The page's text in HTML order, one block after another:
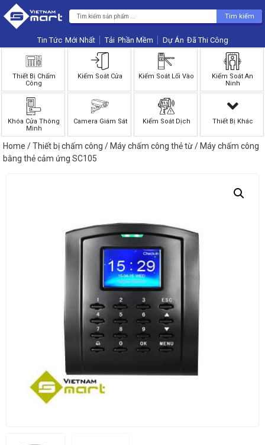
Tìm kiếm
Tin Tức Phần Mềm Dự Án
Thiết Bị Chấm
Công
Kiểm Soát Cửa Kiểm Soát Lối Vào
Kiểm Soát An
Ninh
Khóa Cửa Thông
Minh
Camera Giám Sát Kiểm Soát Dịch Thiết Bị Khác
Home /Thiết bị chấm công /Máy chấm công thẻ từ/ Máy chấm công
bằng thẻ cảm ứng SC105